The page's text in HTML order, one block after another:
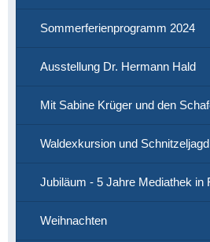
Sommerferienprogramm 2024
Ausstellung Dr. Hermann Hald
Mit Sabine Krüger und den
Waldexkursion und
Jubiläum - 5 Jahre Mediathek in
Weihnachten